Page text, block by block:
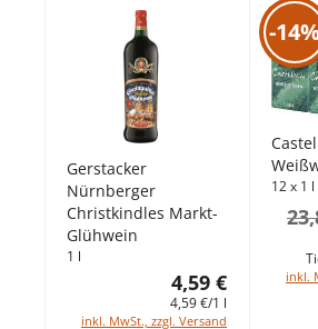
Gerstacker
Nürnberger
Christkindles Markt-
Glühwein
1 l
4,59 €
4,59 €/1 l
inkl. MwSt., zzgl. Versand
-
12 x 1 l
inkl.